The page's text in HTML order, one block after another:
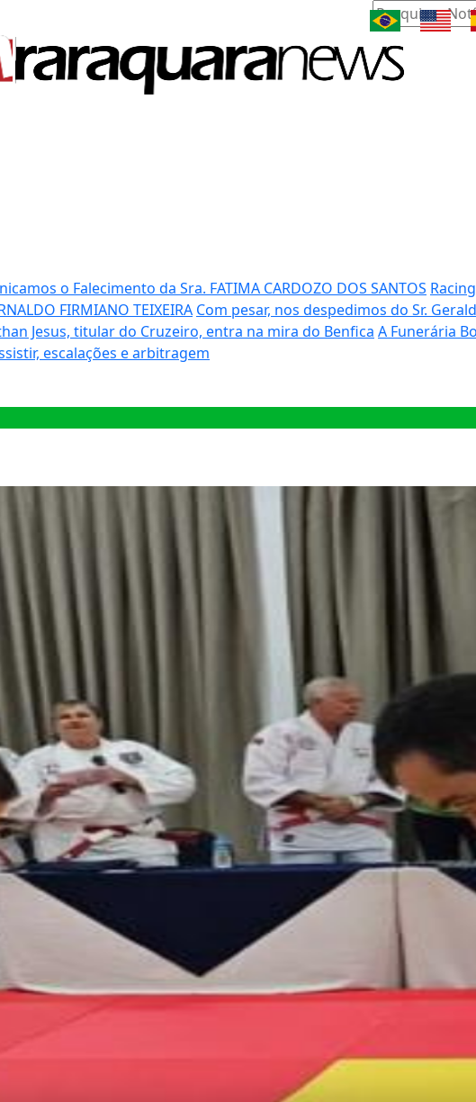
Pesquisar
o Falecimento da Sra. FATIMA CARDOZO DOS SANTOS
FIRMIANO TEIXEIRA Com pesar, nos despedimos do Sr.
Jesus, titular do Cruzeiro, entra na mira do Benfica A Funerária
escalações e arbitragem